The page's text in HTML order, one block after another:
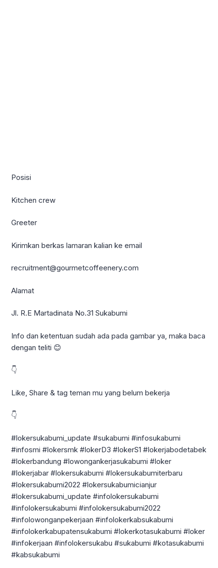
Posisi
Kitchen crew
Greeter
Kirimkan berkas lamaran kalian ke email
recruitment@gourmetcoffeenery.com
Alamat
Jl. R.E Martadinata No.31 Sukabumi
Info dan ketentuan sudah ada pada gambar ya, maka baca
dengan teliti 😊
👇
Like, Share & tag teman mu yang belum bekerja
👇
#lokersukabumi_update #sukabumi #infosukabumi
#infosmi #lokersmk #lokerD3 #lokerS1 #lokerjabodetabek
#lokerbandung #lowongankerjasukabumi #loker
#lokerjabar #lokersukabumi #lokersukabumiterbaru
#lokersukabumi2022 #lokersukabumicianjur
#lokersukabumi_update #infolokersukabumi
#infolokersukabumi #infolokersukabumi2022
#infolowonganpekerjaan #infolokerkabsukabumi
#infolokerkabupatensukabumi #lokerkotasukabumi #loker
#infokerjaan #infolokersukabu #sukabumi #kotasukabumi
#kabsukabumi